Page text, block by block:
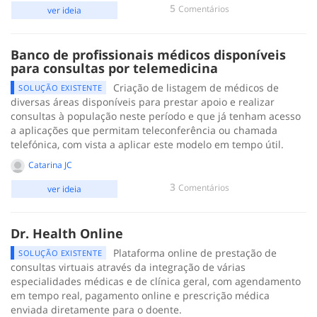
5 Comentários
ver ideia
Banco de profissionais médicos disponíveis
para consultas por telemedicina
SOLUÇÃO EXISTENTE
Criação de listagem de médicos de
diversas áreas disponíveis para prestar apoio e realizar
consultas à população neste período e que já tenham acesso
a aplicações que permitam teleconferência ou chamada
telefónica, com vista a aplicar este modelo em tempo útil.
Catarina JC
3 Comentários
ver ideia
Dr. Health Online
SOLUÇÃO EXISTENTE
Plataforma online de prestação de
consultas virtuais através da integração de várias
especialidades médicas e de clínica geral, com agendamento
em tempo real, pagamento online e prescrição médica
enviada diretamente para o doente.